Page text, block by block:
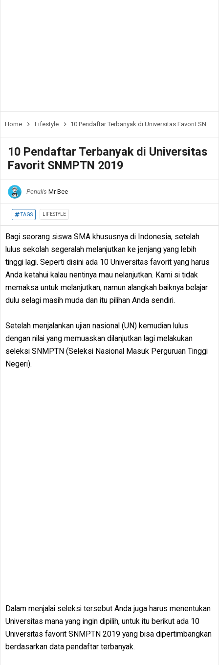
Home Lifestyle 10 Pendaftar Terbanyak di Universitas Favorit SNMPTN 2019
10 Pendaftar Terbanyak di Universitas
Favorit SNMPTN 2019
Penulis Mr Bee
TAGS LIFESTYLE
Bagi seorang siswa SMA khususnya di Indonesia, setelah
lulus sekolah segeralah melanjutkan ke jenjang yang lebih
tinggi lagi. Seperti disini ada 10 Universitas favorit yang harus
Anda ketahui kalau nentinya mau nelanjutkan. Kami si tidak
memaksa untuk melanjutkan, namun alangkah baiknya belajar
dulu selagi masih muda dan itu pilihan Anda sendiri.
Setelah menjalankan ujian nasional (UN) kemudian lulus
dengan nilai yang memuaskan dilanjutkan lagi melakukan
seleksi SNMPTN (Seleksi Nasional Masuk Perguruan Tinggi
Negeri).
Dalam menjalai seleksi tersebut Anda juga harus menentukan
Universitas mana yang ingin dipilih, untuk itu berikut ada 10
Universitas favorit SNMPTN 2019 yang bisa dipertimbangkan
berdasarkan data pendaftar terbanyak.